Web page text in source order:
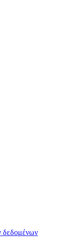
δεδομένων